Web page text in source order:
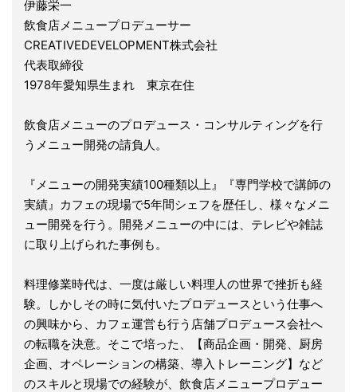
伊藤栄一
飲食店メニュープロデューサー
CREATIVEDEVELOPMENT株式会社
代表取締役
1978年愛知県生まれ 東京在住
飲食店メニューのプロデュース・コンサルティングを行
うメニュー開発の請負人。
『メニューの開発実績100種類以上』『専門学校で講師の
実績』カフェの現場で5年間シェフを歴任し、様々なメニ
ュー開発を行う。開発メニューの中には、テレビや雑誌
に取り上げられた事例も。
料理修業時代は、一度は厳しい料理人の世界で挫折も経
験。しかしその時に気付いたプロデュースという仕事へ
の興味から、カフェ運営も行う店舗プロデュース会社へ
の転職を決意。そこで培った、【商品企画・開発、厨房
企画、オペレーションの構築、導入トレーニング】など
のスキルと現場での経験が、飲食店メニュープロデュー